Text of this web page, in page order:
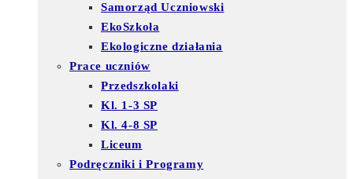
Samorząd Uczniowski
EkoSzkoła
Ekologiczne działania
Prace uczniów
Przedszkolaki
Kl. 1-3 SP
Kl. 4-8 SP
Liceum
Podręczniki i Programy